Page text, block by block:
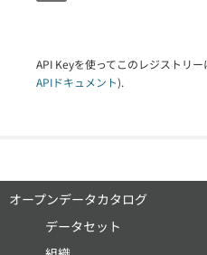
API Keyを使ってこのレジストリ
APIドキュメント).
オープンデータカタログ
データセット